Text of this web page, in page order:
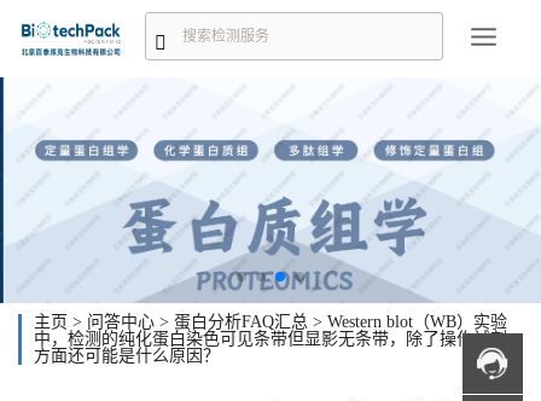
主页 > 问答中心 > 蛋白分析FAQ汇总 > Western blot（WB）实验
中，检测的纯化蛋白染色可见条带但显影无条带，除了操作试剂
方面还可能是什么原因？